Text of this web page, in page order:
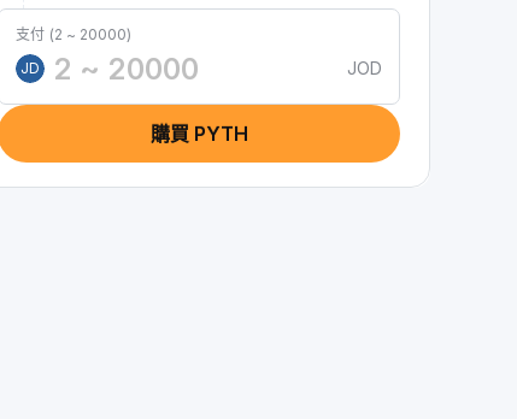
支付 (2 ~ 20000)
JD
JOD
購買 PYTH